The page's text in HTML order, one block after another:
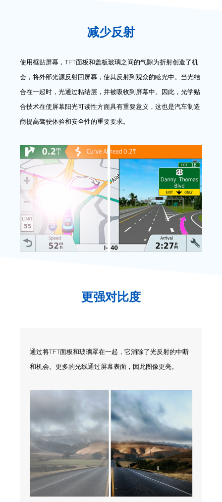
减少反射
使用框贴屏幕，TFT面板和盖板玻璃之间的气隙为折射创造了机
会，将外部光源反射回屏幕，使其反射到观众的眩光中。当光结
合在一起时，光通过粘结层，并被吸收到屏幕中。因此，光学贴
合技术在使屏幕阳光可读性方面具有重要意义，这也是汽车制造
商提高驾驶体验和安全性的重要要求。
更强对比度
通过将TFT面板和玻璃罩在一起，它消除了光反射的中断
和机会。更多的光线通过屏幕表面，因此图像更亮。